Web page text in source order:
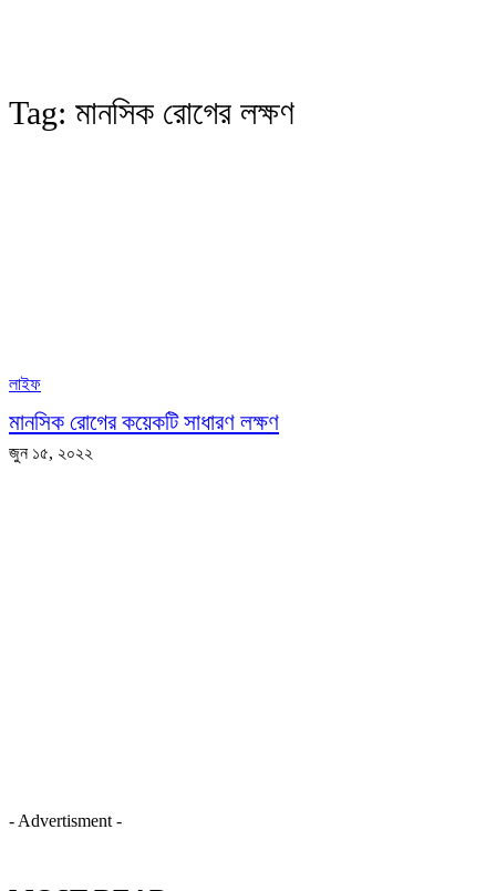
Tag: মানসিক রোগের লক্ষণ
লাইফ
মানসিক রোগের কয়েকটি সাধারণ লক্ষণ
জুন ১৫, ২০২২
- Advertisment -